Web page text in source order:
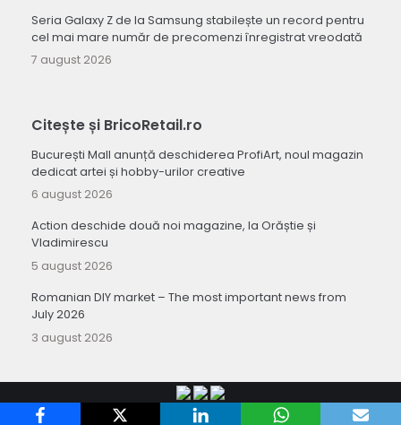
Seria Galaxy Z de la Samsung stabilește un record pentru
cel mai mare număr de precomenzi înregistrat vreodată
7 august 2026
Citește și BricoRetail.ro
București Mall anunță deschiderea ProfiArt, noul magazin
dedicat artei și hobby-urilor creative
6 august 2026
Action deschide două noi magazine, la Orăștie și
Vladimirescu
5 august 2026
Romanian DIY market – The most important news from
July 2026
3 august 2026
Copyright 2010- Retail-FMCG.ro Termeni si conditii de utilizare a site-ului